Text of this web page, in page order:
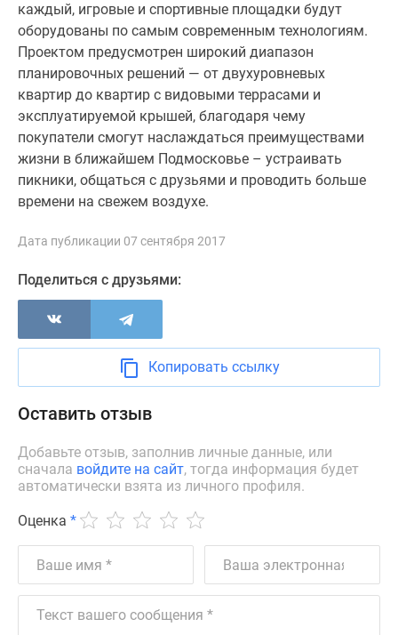
Дзен
Машино-
места
Апартаменты
#траншевая
ипотека
#рассрочка
ИТ-
ипотека
41%
360°
Субсидированная
застройщиком
Поиск
дома
Москве
Программа
реновации
Москве
каждый, игровые и спортивные площадки будут
оборудованы по самым современным технологиям.
Проектом предусмотрен широкий диапазон
планировочных решений — от двухуровневых
квартир до квартир с видовыми террасами и
эксплуатируемой крышей, благодаря чему
покупатели смогут наслаждаться преимуществами
жизни в ближайшем Подмосковье – устраивать
пикники, общаться с друзьями и проводить больше
времени на свежем воздухе.
Дата публикации 07 сентября 2017
Поделиться с друзьями:
Копировать ссылку
Оставить отзыв
Добавьте отзыв, заполнив личные данные, или
сначала войдите на сайт, тогда информация будет
автоматически взята из личного профиля.
Оценка *